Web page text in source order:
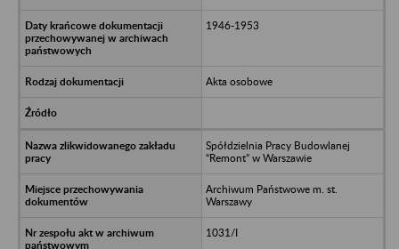
1946-1953
Akta osobowe
Spółdzielnia Pracy Budowlanej
“Remont” w Warszawie
Archiwum Państwowe m. st.
Warszawy
1031/I